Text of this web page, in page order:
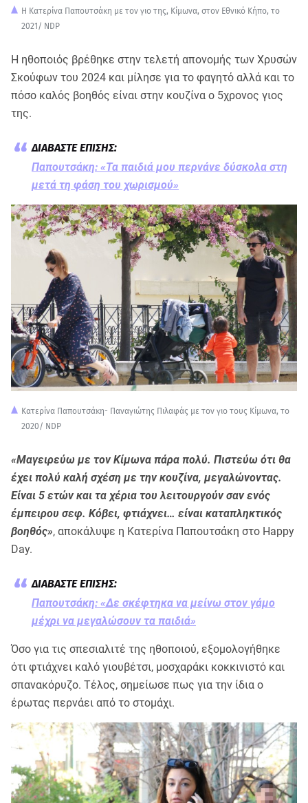
Η Κατερίνα Παπουτσάκη με τον γιο της, Κίμωνα, στον Εθνικό Κήπο, το
2021/ NDP
Η ηθοποιός βρέθηκε στην τελετή απονομής των Χρυσών
Σκούφων του 2024 και μίλησε για το φαγητό αλλά και το
πόσο καλός βοηθός είναι στην κουζίνα ο 5χρονος γιος
της.
Παπουτσάκη: «Τα παιδιά μου περνάνε δύσκολα στη
μετά τη φάση του χωρισμού»
Κατερίνα Παπουτσάκη- Παναγιώτης Πιλαφάς με τον γιο τους Κίμωνα, το
2020/ NDP
«Μαγειρεύω με τον Κίμωνα πάρα πολύ. Πιστεύω ότι θα
έχει πολύ καλή σχέση με την κουζίνα, μεγαλώνοντας.
Είναι 5 ετών και τα χέρια του λειτουργούν σαν ενός
έμπειρου σεφ. Κόβει, φτιάχνει… είναι καταπληκτικός
βοηθός», αποκάλυψε η Κατερίνα Παπουτσάκη στο Happy
Day.
Παπουτσάκη: «Δε σκέφτηκα να μείνω στον γάμο
μέχρι να μεγαλώσουν τα παιδιά»
Όσο για τις σπεσιαλιτέ της ηθοποιού, εξομολογήθηκε
ότι φτιάχνει καλό γιουβέτσι, μοσχαράκι κοκκινιστό και
σπανακόρυζο. Τέλος, σημείωσε πως για την ίδια ο
έρωτας περνάει από το στομάχι.